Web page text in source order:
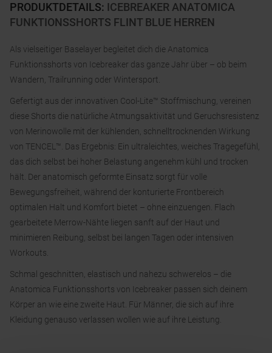
PRODUKTDETAILS: ICEBREAKER ANATOMICA
FUNKTIONSSHORTS FLINT BLUE HERREN
Als vielseitiger Baselayer begleitet dich die Anatomica
Funktionsshorts von Icebreaker das ganze Jahr über – ob beim
Wandern, Trailrunning oder Wintersport.
Gefertigt aus der innovativen Cool-Lite™ Stoffmischung, vereinen
diese Shorts die natürliche Atmungsaktivität und Geruchsresistenz
von Merinowolle mit der kühlenden, schnelltrocknenden Wirkung
von TENCEL™. Das Ergebnis: Ein ultraleichtes, weiches Tragegefühl,
das dich selbst bei hoher Belastung angenehm kühl und trocken
hält. Der anatomisch geformte Einsatz sorgt für volle
Bewegungsfreiheit, während der konturierte Frontbereich
optimalen Halt und Komfort bietet – ohne einzuengen. Flach
gearbeitete Merrow-Nähte liegen sanft auf der Haut und
minimieren Reibung, selbst bei langen Tagen oder intensiven
Workouts.
Schmal geschnitten, elastisch und nahezu schwerelos – die
Anatomica Funktionsshorts von Icebreaker passen sich deinem
Körper an wie eine zweite Haut. Für Männer, die sich auf ihre
Kleidung genauso verlassen wollen wie auf ihre Leistung.